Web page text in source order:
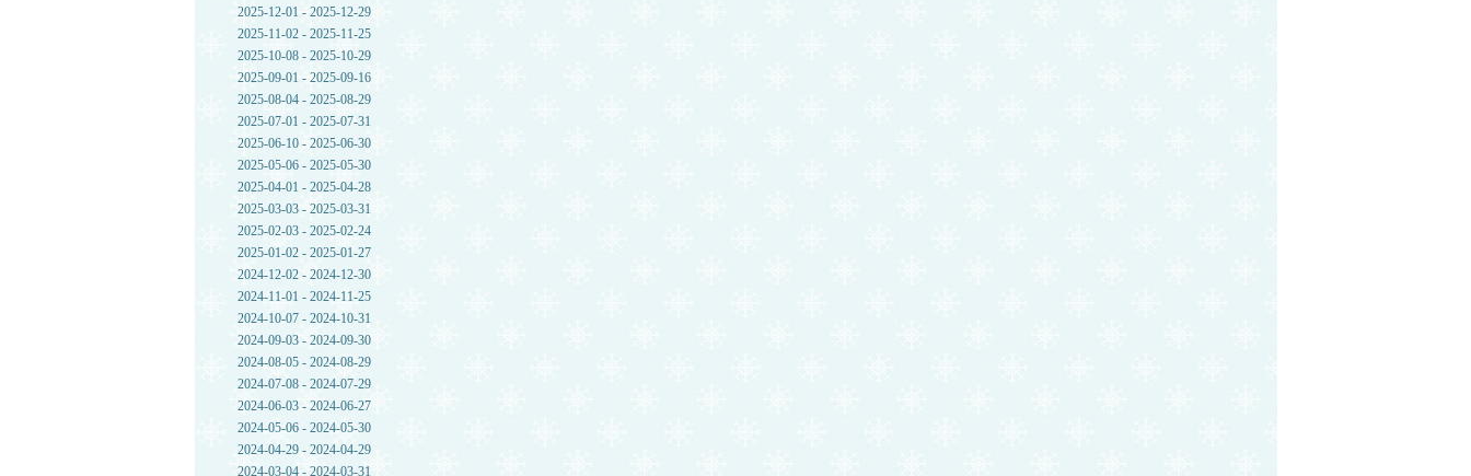
2025-12-01 - 2025-12-29
2025-11-02 - 2025-11-25
2025-10-08 - 2025-10-29
2025-09-01 - 2025-09-16
2025-08-04 - 2025-08-29
2025-07-01 - 2025-07-31
2025-06-10 - 2025-06-30
2025-05-06 - 2025-05-30
2025-04-01 - 2025-04-28
2025-03-03 - 2025-03-31
2025-02-03 - 2025-02-24
2025-01-02 - 2025-01-27
2024-12-02 - 2024-12-30
2024-11-01 - 2024-11-25
2024-10-07 - 2024-10-31
2024-09-03 - 2024-09-30
2024-08-05 - 2024-08-29
2024-07-08 - 2024-07-29
2024-06-03 - 2024-06-27
2024-05-06 - 2024-05-30
2024-04-29 - 2024-04-29
2024-03-04 - 2024-03-31